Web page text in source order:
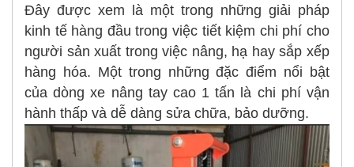
Đây được xem là một trong những giải pháp
kinh tế hàng đầu trong việc tiết kiệm chi phí cho
người sản xuất trong việc nâng, hạ hay sắp xếp
hàng hóa. Một trong những đặc điểm nổi bật
của dòng xe nâng tay cao 1 tấn là chi phí vận
hành thấp và dễ dàng sửa chữa, bảo dưỡng.